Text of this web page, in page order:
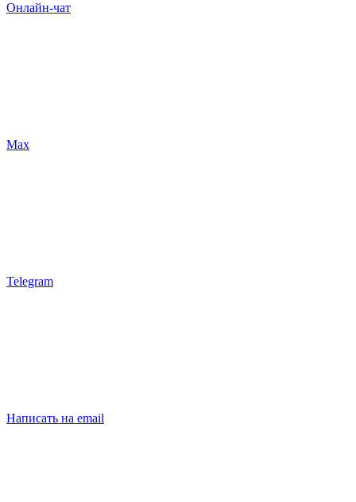
Онлайн-чат
Max
Telegram
Написать на email